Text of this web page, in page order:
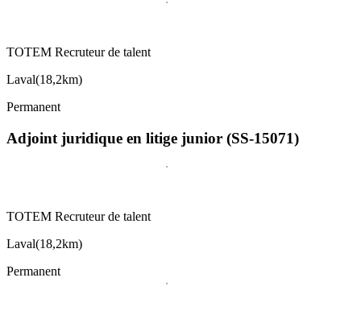
TOTEM Recruteur de talent
Laval(18,2km)
Permanent
Adjoint juridique en litige junior (SS-15071)
TOTEM Recruteur de talent
Laval(18,2km)
Permanent